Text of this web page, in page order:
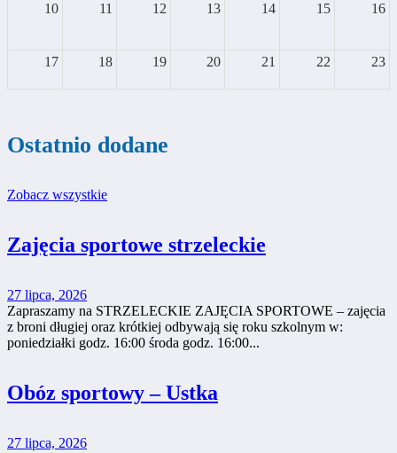
10 11 12 13 14 15 16
17 18 19 20 21 22 23
Ostatnio dodane
Zobacz wszystkie
Zajęcia sportowe strzeleckie
27 lipca, 2026
Zapraszamy na STRZELECKIE ZAJĘCIA SPORTOWE – zajęcia
z broni długiej oraz krótkiej odbywają się roku szkolnym w:
poniedziałki godz. 16:00 środa godz. 16:00...
Obóz sportowy – Ustka
27 lipca, 2026